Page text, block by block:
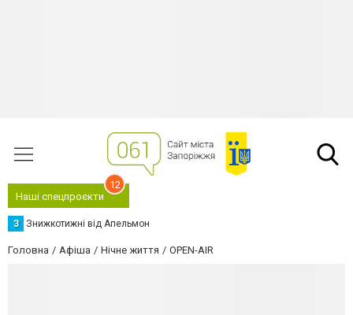
Наші спецпроєкти
12
З Знижкотижні від Апельмон
Головна Афіша Нічне життя OPEN-AIR